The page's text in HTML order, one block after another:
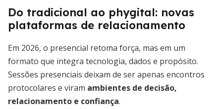
Do tradicional ao phygital: novas
plataformas de relacionamento
Em 2026, o presencial retoma força, mas em um
formato que integra tecnologia, dados e propósito.
Sessões presenciais deixam de ser apenas encontros
protocolares e viram ambientes de decisão,
relacionamento e confiança.